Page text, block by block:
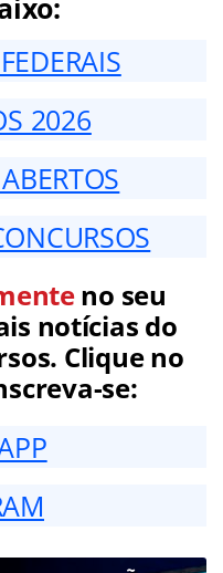
2026
no seu
notícias do
Clique no
se: